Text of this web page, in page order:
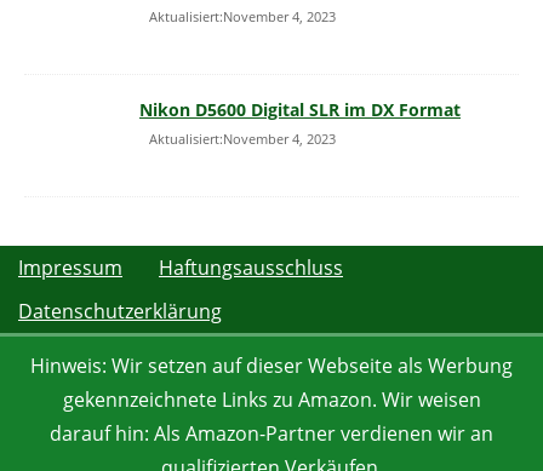
Aktualisiert:November 4, 2023
Nikon D5600 Digital SLR im DX Format
Aktualisiert:November 4, 2023
Impressum
Haftungsausschluss
Datenschutzerklärung
Hinweis: Wir setzen auf dieser Webseite als Werbung
gekennzeichnete Links zu Amazon. Wir weisen
darauf hin: Als Amazon-Partner verdienen wir an